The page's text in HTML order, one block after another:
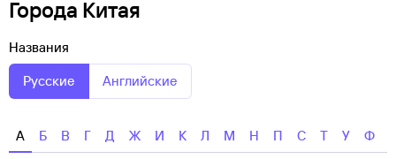
Города Китая
Названия
Русские
Английские
А Б В Г Д Ж И К Л М Н П С Т У Ф